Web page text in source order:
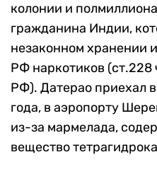
колонии и
гражданина Индии,
незаконном хранении
РФ наркотиков (ст.228
РФ). Датерао приехал
года, в аэропорту
из-за мармелада,
вещество